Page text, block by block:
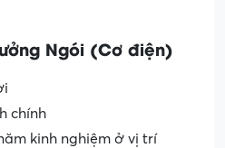
Ngói (Cơ điện)
chính
kinh nghiệm ở vị trí